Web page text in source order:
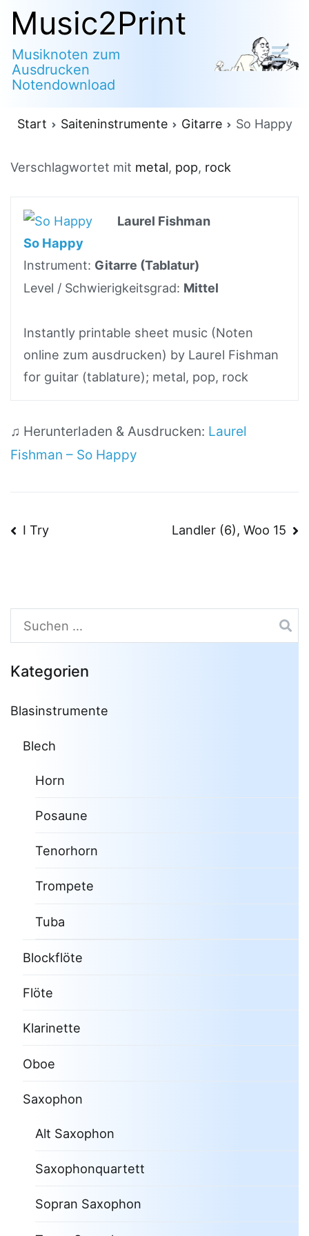
Zum
Inhalt
springen
Music2Print
Musiknoten zum
Ausdrucken
Notendownload
Start Saiteninstrumente Gitarre So Happy
Verschlagwortet mit metal, pop, rock
Laurel Fishman
So Happy
Instrument: Gitarre (Tablatur)
Level / Schwierigkeitsgrad: Mittel
Instantly printable sheet music (Noten
online zum ausdrucken) by Laurel Fishman
for guitar (tablature); metal, pop, rock
♫ Herunterladen & Ausdrucken: Laurel
Fishman – So Happy
Beitragsnavigation
I Try Landler (6), Woo 15
Suchen
nach:
Kategorien
Blasinstrumente
Blech
Horn
Posaune
Tenorhorn
Trompete
Tuba
Blockflöte
Flöte
Klarinette
Oboe
Saxophon
Alt Saxophon
Saxophonquartett
Sopran Saxophon